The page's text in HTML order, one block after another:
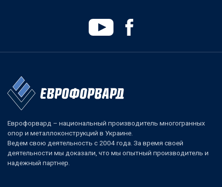
Еврофорвард – национальный производитель многогранных
опор и металлоконструкций в Украине.
Ведем свою деятельность с 2004 года. За время своей
деятельности мы доказали, что мы опытный производитель и
надежный партнер.